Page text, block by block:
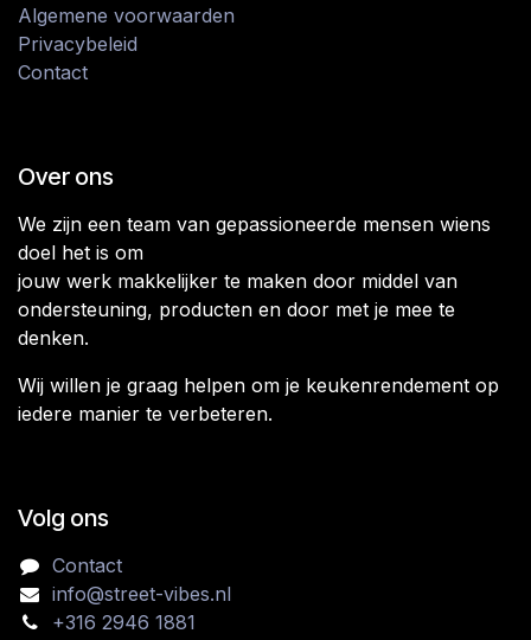
Algemene voorwaarden
Privacybeleid
Contact
Over ons
We zijn een team van gepassioneerde mensen wiens
doel het is om
jouw werk makkelijker te maken door middel van
ondersteuning, producten en door met je mee te
denken.
Wij willen je graag helpen om je keukenrendement op
iedere manier te verbeteren.
Volg ons
Contact
info@street-vibes.nl
+316 2946 1881